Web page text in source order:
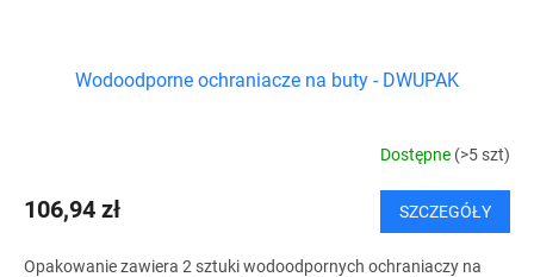
Wodoodporne ochraniacze na buty - DWUPAK
Dostępne (>5 szt)
106,94 zł SZCZEGÓŁY
Opakowanie zawiera 2 sztuki wodoodpornych ochraniaczy na